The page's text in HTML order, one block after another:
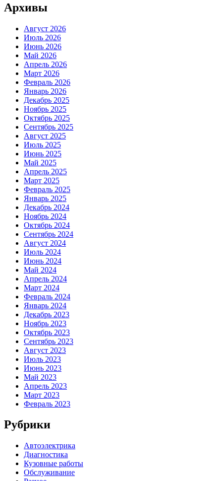
Архивы
Август 2026
Июль 2026
Июнь 2026
Май 2026
Апрель 2026
Март 2026
Февраль 2026
Январь 2026
Декабрь 2025
Ноябрь 2025
Октябрь 2025
Сентябрь 2025
Август 2025
Июль 2025
Июнь 2025
Май 2025
Апрель 2025
Март 2025
Февраль 2025
Январь 2025
Декабрь 2024
Ноябрь 2024
Октябрь 2024
Сентябрь 2024
Август 2024
Июль 2024
Июнь 2024
Май 2024
Апрель 2024
Март 2024
Февраль 2024
Январь 2024
Декабрь 2023
Ноябрь 2023
Октябрь 2023
Сентябрь 2023
Август 2023
Июль 2023
Июнь 2023
Май 2023
Апрель 2023
Март 2023
Февраль 2023
Рубрики
Автоэлектрика
Диагностика
Кузовные работы
Обслуживание